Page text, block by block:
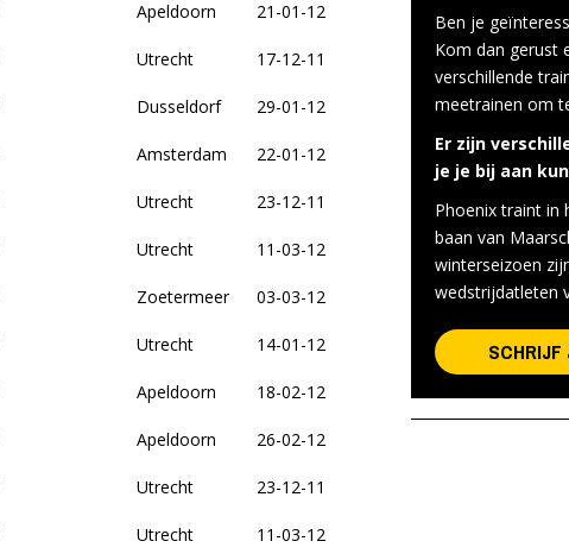
Apeldoorn 21-01-12
Utrecht 17-12-11
Dusseldorf 29-01-12
Amsterdam 22-01-12
Utrecht 23-12-11
Utrecht 11-03-12
Zoetermeer 03-03-12
Utrecht 14-01-12
Apeldoorn 18-02-12
Apeldoorn 26-02-12
Utrecht 23-12-11
Utrecht 11-03-12
Ben je
Kom dan gerust
verschillende
meetrainen om
Er zijn
je je bij aan
Phoenix traint in
baan van
winterseizoen
wedstrijdatleten
SCHRIJF